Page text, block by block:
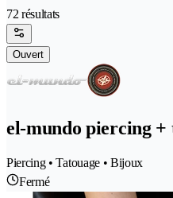
72 résultats
Ouvert
el-mundo piercing +
Piercing • Tatouage • Bijoux
Fermé